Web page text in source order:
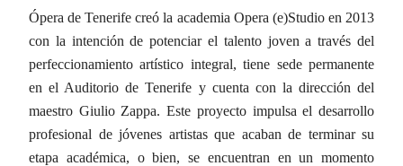
Ópera de Tenerife creóla academia Opera (e)Studio en 2013
con la intención de potenciar el talento joven a través del
perfeccionamiento artístico integral, tiene sede permanente
en el Auditorio de Tenerife y cuenta con la dirección del
maestro Giulio Zappa. Este proyecto impulsa el desarrollo
profesional de jóvenes artistas que acaban de terminar su
etapa académica, o bien, se encuentran en un momento